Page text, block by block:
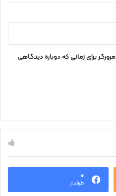
برای زمانی که دوباره دیدگاهی
۰
طرفدار